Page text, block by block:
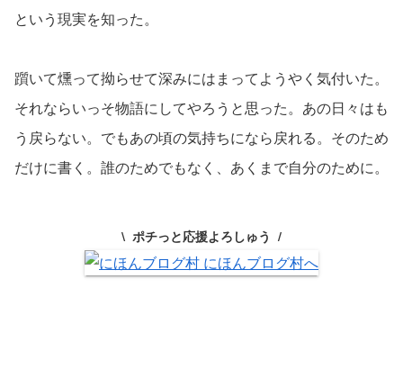
という現実を知った。
躓いて燻って拗らせて深みにはまってようやく気付いた。
それならいっそ物語にしてやろうと思った。あの日々はも
う戻らない。でもあの頃の気持ちになら戻れる。そのため
だけに書く。誰のためでもなく、あくまで自分のために。
ポチっと応援よろしゅう